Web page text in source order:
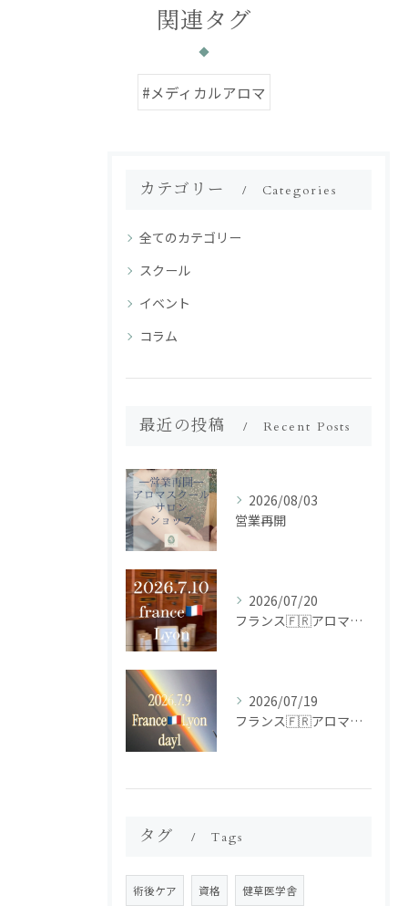
関連タグ
#メディカルアロマ
カテゴリー Categories
全てのカテゴリー
スクール
イベント
コラム
最近の投稿 Recent Posts
2026/08/03
営業再開
2026/07/20
フランス🇫🇷アロマ研修ツアー𝗱𝗮𝘆𝟮
2026/07/19
フランス🇫🇷アロマ研修ツアー𝗱𝗮𝘆𝟭
タグ Tags
術後ケア 資格 健草医学舎